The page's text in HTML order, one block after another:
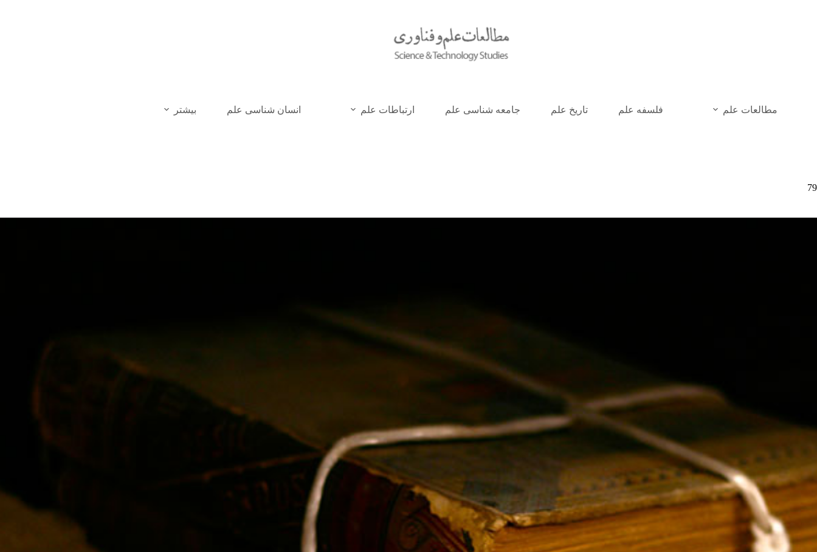
مطالعات علم فلسفه علم تاریخ علم جامعه شناسی علم ارتباطات علم انسان شناسی علم بیشتر
79